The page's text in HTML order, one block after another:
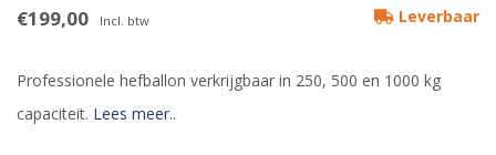
€199,00 Incl. btw Leverbaar
Professionele hefballon verkrijgbaar in 250, 500 en 1000 kg
capaciteit. Lees meer..